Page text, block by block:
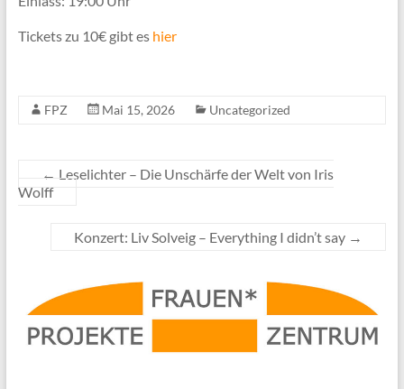
Tickets zu 10€ gibt es hier
FPZ Mai 15, 2026 Uncategorized
← Leselichter – Die Unschärfe der Welt von Iris
Wolff
Konzert: Liv Solveig – Everything I didn’t say →